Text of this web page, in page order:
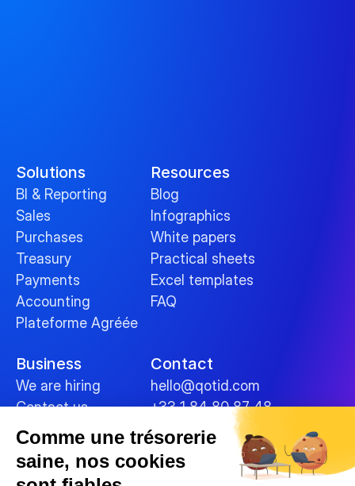
Comme une trésorerie
saine, nos cookies
Solutions
BI & Reporting
Sales
Purchases
Treasury
Payments
Accounting
Plateforme Agréée
Resources
Blog
Infographics
White papers
Practical sheets
Excel templates
FAQ
Business
We are hiring
Contact us
Contact
hello@qotid.com
+33 1 84 80 87 48
Policies
Terms and conditions